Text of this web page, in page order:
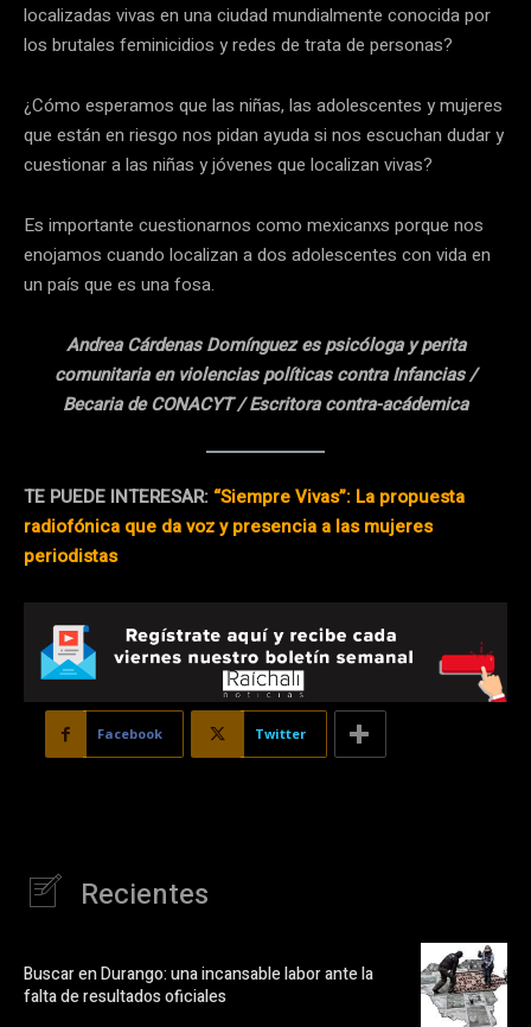
localizadas vivas en una ciudad mundialmente conocida por
los brutales feminicidios y redes de trata de personas?
¿Cómo esperamos que las niñas, las adolescentes y mujeres
que están en riesgo nos pidan ayuda si nos escuchan dudar y
cuestionar a las niñas y jóvenes que localizan vivas?
Es importante cuestionarnos como mexicanxs porque nos
enojamos cuando localizan a dos adolescentes con vida en
un país que es una fosa.
Andrea Cárdenas Domínguez es psicóloga y perita
comunitaria en violencias políticas contra Infancias /
Becaria de CONACYT / Escritora contra-acádemica
TE PUEDE INTERESAR: “Siempre Vivas”: La propuesta
radiofónica que da voz y presencia a las mujeres
periodistas
Facebook Twitter
Recientes
Buscar en Durango: una incansable labor ante la
falta de resultados oficiales